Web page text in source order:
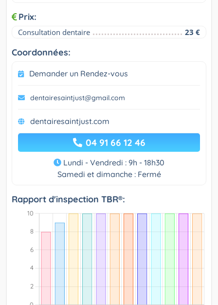
Prix:
Consultation dentaire 23 €
Coordonnées:
Demander un Rendez-vous
dentairesaintjust@gmail.com
dentairesaintjust.com
04 91 66 12 46
Lundi - Vendredi : 9h - 18h30
Samedi et dimanche : Fermé
Rapport d'inspection TBR®: